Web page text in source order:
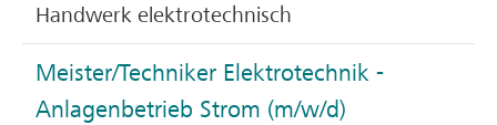
Handwerk elektrotechnisch
Meister/Techniker Elektrotechnik -
Anlagenbetrieb Strom (m/w/d)